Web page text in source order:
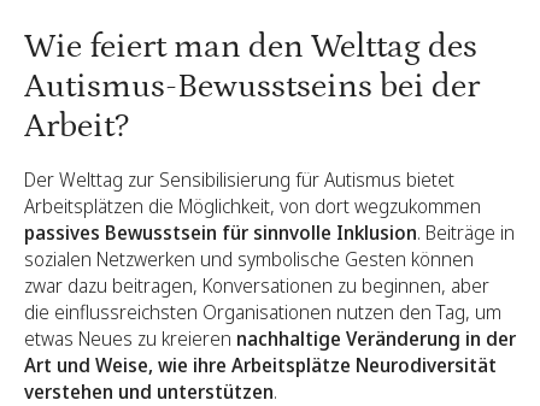
Wie feiert man den Welttag des
Autismus-Bewusstseins bei der
Arbeit?
Der Welttag zur Sensibilisierung für Autismus bietet
Arbeitsplätzen die Möglichkeit, von dort wegzukommen
passives Bewusstsein für sinnvolle Inklusion. Beiträge in
sozialen Netzwerken und symbolische Gesten können
zwar dazu beitragen, Konversationen zu beginnen, aber
die einflussreichsten Organisationen nutzen den Tag, um
etwas Neues zu kreieren nachhaltige Veränderung in der
Art und Weise, wie ihre Arbeitsplätze Neurodiversität
verstehen und unterstützen.